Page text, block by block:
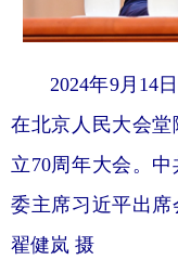
2024年9月14
在北京人民大会
立70周年大会。
委主席习近平出
翟健岚 摄